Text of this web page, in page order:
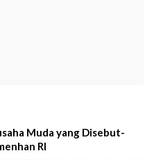
Muda yang Disebut-
RI